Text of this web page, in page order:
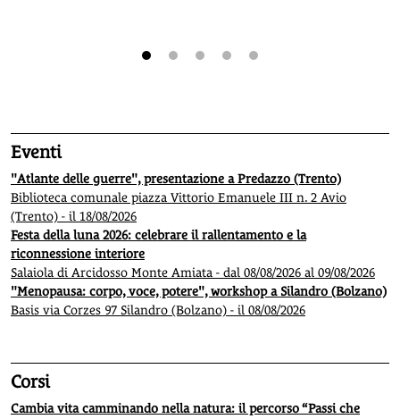
Eventi
"Atlante delle guerre", presentazione a Predazzo (Trento)
Biblioteca comunale piazza Vittorio Emanuele III n. 2 Avio
(Trento) - il 18/08/2026
Festa della luna 2026: celebrare il rallentamento e la
riconnessione interiore
Salaiola di Arcidosso Monte Amiata - dal 08/08/2026 al 09/08/2026
"Menopausa: corpo, voce, potere", workshop a Silandro (Bolzano)
Basis via Corzes 97 Silandro (Bolzano) - il 08/08/2026
Corsi
Cambia vita camminando nella natura: il percorso “Passi che